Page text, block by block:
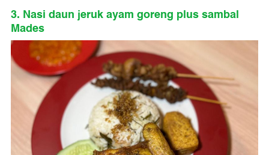
3. Nasi daun jeruk ayam goreng plus sambal
Mades